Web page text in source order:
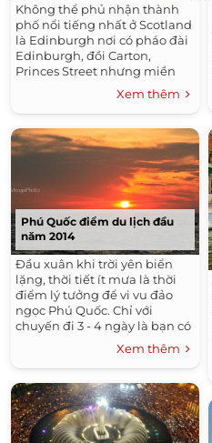
Không thể phủ nhận thành
phố nổi tiếng nhất ở Scotland
là Edinburgh nơi có pháo đài
Edinburgh, đồi Carton,
Princes Street nhưng miền
đất phía bắc của vương quốc
Anh còn sở hữu nhiều điểm
đến và phong cảnh hấp dẫn
không kém. Sau đây là 10 con
đường bất tận đầy tiềm năng
trong danh sách 100 điểm
đến tuyệt nhất Scotland do
Peter Irvine, tay viết về du lịch
người Scotland thực hiện.
Xem thêm
Phú Quốc điểm du lịch đầu
năm 2014
Đầu xuân khi trời yên biển
lặng, thời tiết ít mưa là thời
điểm lý tưởng để vi vu đảo
ngọc Phú Quốc. Chỉ với
chuyến đi 3 - 4 ngày là bạn có
thể khám phá được rất nhiều
cảnh đẹp và những...
Xem thêm